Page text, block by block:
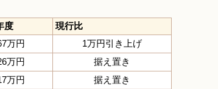
度
現行比
万円
1万円引き上げ
万円
据え置き
万円
据え置き